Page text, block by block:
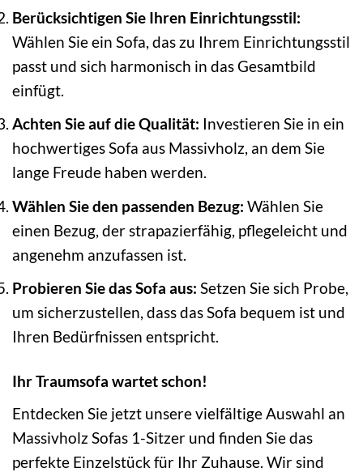
Berücksichtigen Sie Ihren Einrichtungsstil:
Wählen Sie ein Sofa, das zu Ihrem Einrichtungsstil
passt und sich harmonisch in das Gesamtbild
einfügt.
Achten Sie auf die Qualität: Investieren Sie in ein
hochwertiges Sofa aus Massivholz, an dem Sie
lange Freude haben werden.
Wählen Sie den passenden Bezug: Wählen Sie
einen Bezug, der strapazierfähig, pflegeleicht und
angenehm anzufassen ist.
Probieren Sie das Sofa aus: Setzen Sie sich Probe,
um sicherzustellen, dass das Sofa bequem ist und
Ihren Bedürfnissen entspricht.
Ihr Traumsofa wartet schon!
Entdecken Sie jetzt unsere vielfältige Auswahl an
Massivholz Sofas 1-Sitzer und finden Sie das
perfekte Einzelstück für Ihr Zuhause. Wir sind